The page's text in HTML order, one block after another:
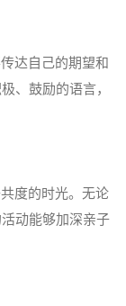
达自己的期望和
、鼓励的语言，
度的时光。无论
动能够加深亲子